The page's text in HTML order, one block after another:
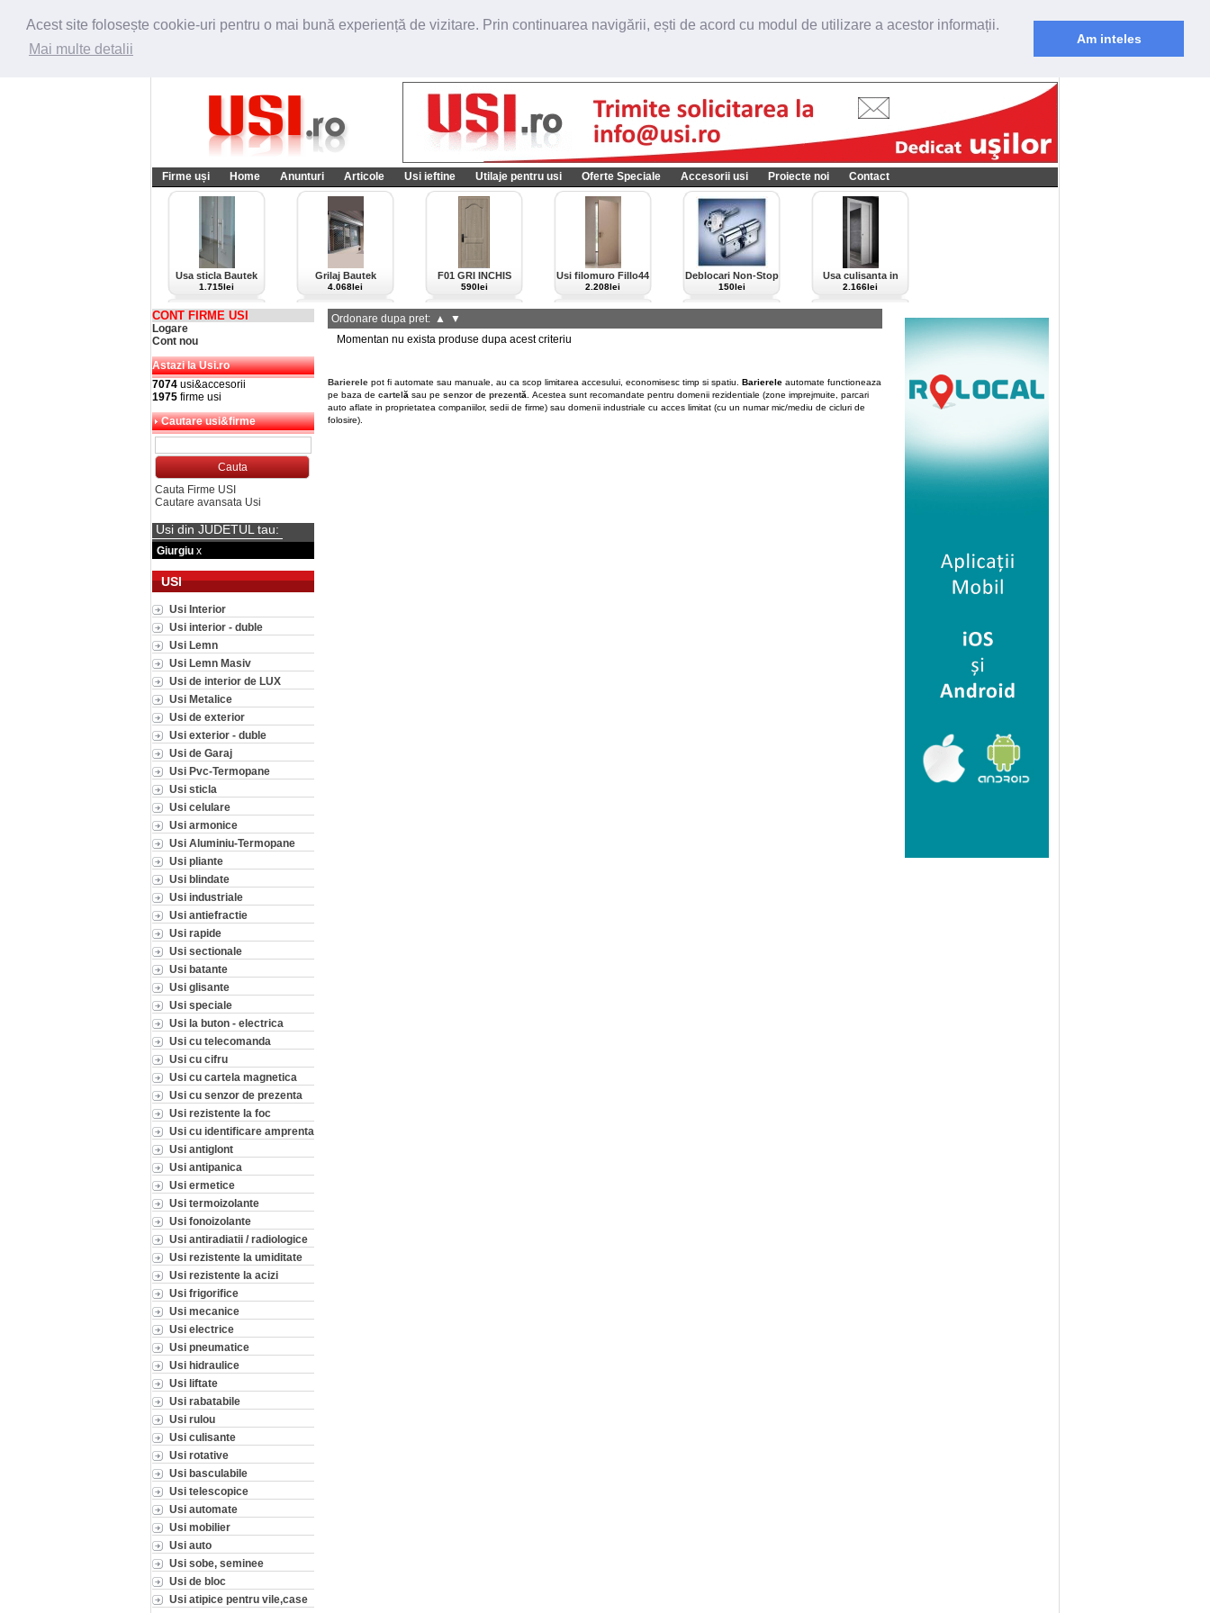
Acest site folosește cookie-uri pentru o mai bună experiență de vizitare. Prin continuarea navigării, ești de acord cu modul de utilizare a acestor informații.
Mai multe detalii
Am inteles
Firme uși Home Anunturi Articole Usi ieftine Utilaje pentru usi Oferte Speciale Accesorii usi Proiecte noi Contact
Usa sticla Bautek
1.715lei
Grilaj Bautek
4.068lei
F01 GRI INCHIS
590lei
Usi filomuro Fillo44
import Italia
2.208lei
Deblocari Non-Stop
150lei
Usa culisanta in
perete Scrigno,
culoare alba-bianco
2.166lei
CONT FIRME USI
Logare
Cont nou
Astazi la Usi.ro
7074 usi&accesorii
1975 firme usi
Cautare usi&firme
Cauta Firme USI
Cautare avansata Usi
Usi din JUDETUL tau:
Giurgiu x
USI
Usi Interior
Usi interior - duble
Usi Lemn
Usi Lemn Masiv
Usi de interior de LUX
Usi Metalice
Usi de exterior
Usi exterior - duble
Usi de Garaj
Usi Pvc-Termopane
Usi sticla
Usi celulare
Usi armonice
Usi Aluminiu-Termopane
Usi pliante
Usi blindate
Usi industriale
Usi antiefractie
Usi rapide
Usi sectionale
Usi batante
Usi glisante
Usi speciale
Usi la buton - electrica
Usi cu telecomanda
Usi cu cifru
Usi cu cartela magnetica
Usi cu senzor de prezenta
Usi rezistente la foc
Usi cu identificare amprenta
Usi antiglont
Usi antipanica
Usi ermetice
Usi termoizolante
Usi fonoizolante
Usi antiradiatii / radiologice
Usi rezistente la umiditate
Usi rezistente la acizi
Usi frigorifice
Usi mecanice
Usi electrice
Usi pneumatice
Usi hidraulice
Usi liftate
Usi rabatabile
Usi rulou
Usi culisante
Usi rotative
Usi basculabile
Usi telescopice
Usi automate
Usi mobilier
Usi auto
Usi sobe, seminee
Usi de bloc
Usi atipice pentru vile,case
Ordonare dupa pret: ▲
▼
Momentan nu exista produse dupa acest criteriu
Barierele pot fi automate sau manuale, au ca scop limitarea accesului, economisesc timp si spatiu. Barierele automate functioneaza
pe baza de cartelă sau pe senzor de prezentă
Acestea sunt recomandate pentru domenii rezidentiale (zone imprejmuite, parcari
auto aflate in proprietatea companiilor, sedii de firme) sau domenii industriale cu acces limitat (cu un numar mic/mediu de cicluri de
folosire).